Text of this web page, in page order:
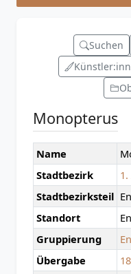
Suchen
Monopterus
Name
Stadtbezirk
Stadtbezirksteil
Standort
Gruppierung
Übergabe